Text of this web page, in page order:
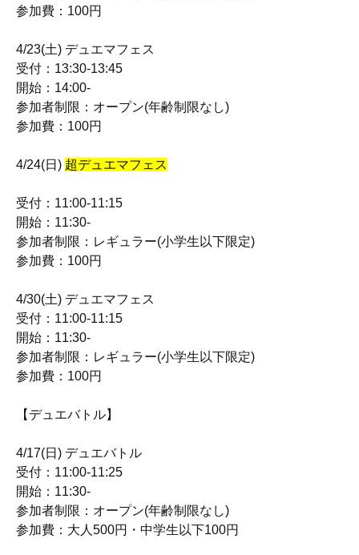
参加費：100円
4/23(土) デュエマフェス
受付：13:30-13:45
開始：14:00-
参加者制限：オープン(年齢制限なし)
参加費：100円
4/24(日) 超デュエマフェス
受付：11:00-11:15
開始：11:30-
参加者制限：レギュラー(小学生以下限定)
参加費：100円
4/30(土) デュエマフェス
受付：11:00-11:15
開始：11:30-
参加者制限：レギュラー(小学生以下限定)
参加費：100円
【デュエバトル】
4/17(日) デュエバトル
受付：11:00-11:25
開始：11:30-
参加者制限：オープン(年齢制限なし)
参加費：大人500円・中学生以下100円